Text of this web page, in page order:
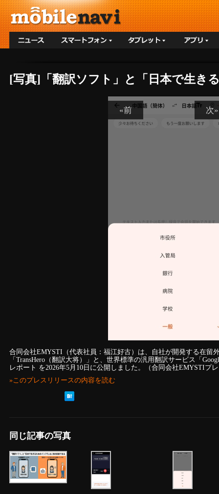
[写真]「翻訳ソフト」と「⽇本で⽣き
«前 次»
合同会社EMYSTI（代表社員：福江好古）は、自社が開発する在留
「TransHero（翻訳大将）」と、世界標準の汎用翻訳サービス「
レポート を2026年5月10日に公開しました。（合同会社EMYSTIプ
»このプレスリリースの内容を読む
同じ記事の写真